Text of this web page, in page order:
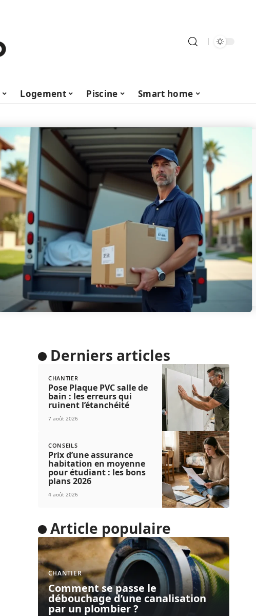
Logement Piscine Smart home
Derniers articles
CHANTIER
Pose Plaque PVC salle de
bain : les erreurs qui
ruinent l’étanchéité
7 août 2026
CONSEILS
Prix d’une assurance
habitation en moyenne
pour étudiant : les bons
plans 2026
4 août 2026
Article populaire
CHANTIER
Comment se passe le
débouchage d’une canalisation
par un plombier ?